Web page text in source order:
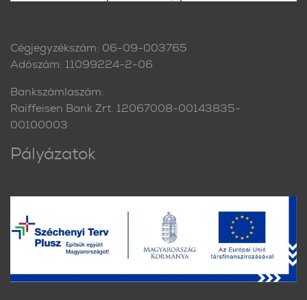
Cégjegyzékszám: 06-09-003765
Adószám: 11099224-2-06
Bankszámlaszám:
Raiffeisen Bank Zrt. 12067008-00143835-
00100003
Pályázatok